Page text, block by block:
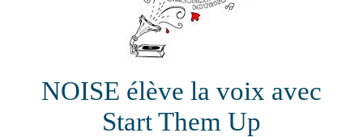
NOISE élève la voix avec
Start Them Up